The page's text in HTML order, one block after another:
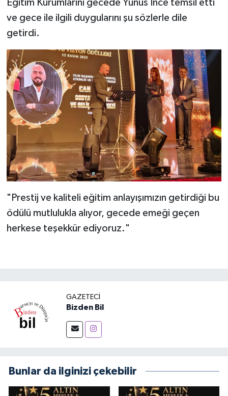
Eğitim Kurumlarını gecede Yunus İnce temsil etti
ve gece ile ilgili duygularını şu sözlerle dile
getirdi.
"Prestij ve kaliteli eğitim anlayışımızın getirdiği bu
ödülü mutlulukla alıyor, gecede emeği geçen
herkese teşekkür ediyoruz."
GAZETECI
Bizden Bil
Bunlar da ilginizi çekebilir